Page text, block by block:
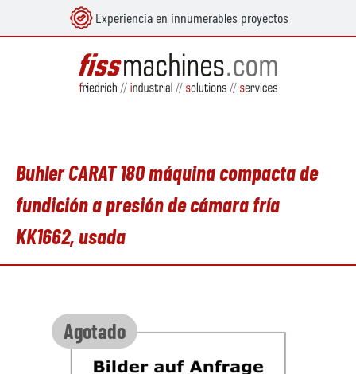
principal Experiencia en innumerables proyectos
Buhler CARAT 180 máquina compacta de
fundición a presión de cámara fría
KK1662, usada
Agotado